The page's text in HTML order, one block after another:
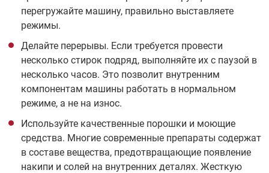
перегружайте машину, правильно выставляете
режимы.
Делайте перерывы. Если требуется провести
несколько стирок подряд, выполняйте их с паузой в
несколько часов. Это позволит внутренним
компонентам машины работать в нормальном
режиме, а не на износ.
Используйте качественные порошки и моющие
средства. Многие современные препараты содержат
в составе вещества, предотвращающие появление
накипи и солей на внутренних деталях. Жесткую